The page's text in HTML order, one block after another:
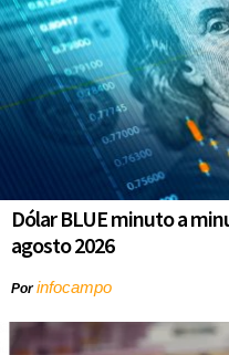
Dólar BLUE minuto a
agosto 2026
Porinfocampo